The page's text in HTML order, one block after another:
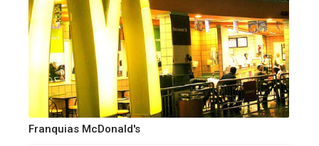
Franquias McDonald's